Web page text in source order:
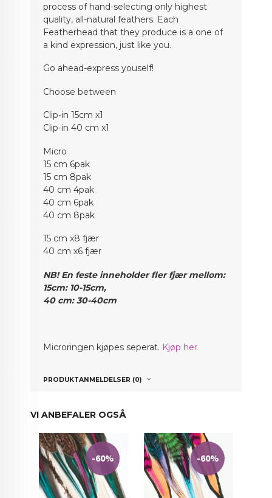
process of hand-selecting only highest
quality, all-natural feathers. Each
Featherhead that they produce is a one of
a kind expression, just like you.
Go ahead-express youself!
Choose between
Clip-in 15cm x1
Clip-in 40 cm x1
Micro
15 cm 6pak
15 cm 8pak
40 cm 4pak
40 cm 6pak
40 cm 8pak
15 cm x8 fjær
40 cm x6 fjær
NB! En feste inneholder fler fjær mellom:
15cm: 10-15cm,
40 cm: 30-40cm
Microringen kjøpes seperat. Kjøp her
PRODUKTANMELDELSER (0)
VI ANBEFALER OGSÅ
-60% -60%